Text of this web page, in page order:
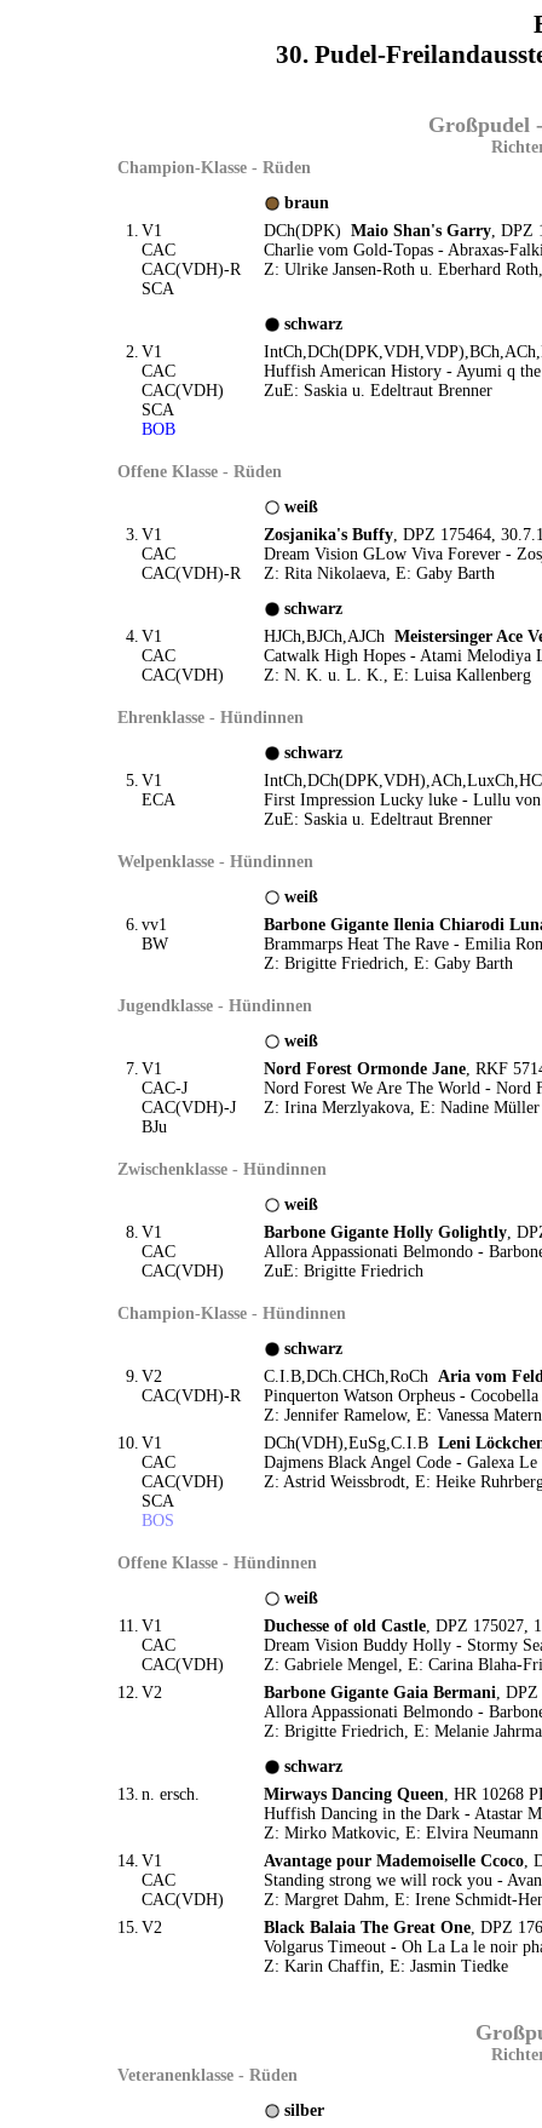
30. Pudel-
Großpudel
Champion-Klasse - Rüden
braun
1. V1
CAC
CAC(VDH)-R
SCA
DCh(DPK) Maio Shan's Garry, DPZ
Charlie vom Gold-Topas - Abraxas-
Z: Ulrike Jansen-Roth u. Eberhard
schwarz
2. V1
CAC
CAC(VDH)
SCA
BOB
Huffish American History - Ayumi q
ZuE: Saskia u. Edeltraut Brenner
Offene Klasse - Rüden
weiß
3. V1
CAC
CAC(VDH)-R
Zosjanika's Buffy, DPZ 175464,
Dream Vision GLow Viva Forever -
Z: Rita Nikolaeva, E: Gaby Barth
schwarz
4. V1
CAC
CAC(VDH)
HJCh,BJCh,AJCh Meistersinger Ace
Catwalk High Hopes - Atami Melodiya
Z: N. K. u. L. K., E: Luisa Kallenberg
Ehrenklasse - Hündinnen
schwarz
5. V1
ECA
First Impression Lucky luke - Lullu
ZuE: Saskia u. Edeltraut Brenner
Welpenklasse - Hündinnen
weiß
6. vv1
BW
Barbone Gigante Ilenia Chiarodi
Brammarps Heat The Rave - Emilia
Z: Brigitte Friedrich, E: Gaby Barth
Jugendklasse - Hündinnen
weiß
7. V1
CAC-J
CAC(VDH)-J
BJu
Nord Forest Ormonde Jane, RKF
Nord Forest We Are The World - Nord
Z: Irina Merzlyakova, E: Nadine Müller
Zwischenklasse - Hündinnen
weiß
8. V1
CAC
CAC(VDH)
Barbone Gigante Holly Golightly,
Allora Appassionati Belmondo -
ZuE: Brigitte Friedrich
Champion-Klasse - Hündinnen
schwarz
9. V2
CAC(VDH)-R
C.I.B,DCh.CHCh,RoCh Aria vom
Pinquerton Watson Orpheus -
Z: Jennifer Ramelow, E: Vanessa Matern
10. V1
CAC
CAC(VDH)
SCA
BOS
DCh(VDH),EuSg,C.I.B Leni
Dajmens Black Angel Code - Galexa
Z: Astrid Weissbrodt, E: Heike
Offene Klasse - Hündinnen
weiß
11. V1
CAC
CAC(VDH)
Duchesse of old Castle, DPZ 175027,
Dream Vision Buddy Holly - Stormy
Z: Gabriele Mengel, E: Carina Blaha-
12. V2 Barbone Gigante Gaia Bermani, DPZ
Allora Appassionati Belmondo -
Z: Brigitte Friedrich, E: Melanie
schwarz
13. n. ersch. Mirways Dancing Queen, HR 10268
Huffish Dancing in the Dark - Atastar
Z: Mirko Matkovic, E: Elvira Neumann
14. V1
CAC
CAC(VDH)
Avantage pour Mademoiselle Ccoco,
Standing strong we will rock you -
Z: Margret Dahm, E: Irene Schmidt-
15. V2 Black Balaia The Great One, DPZ
Volgarus Timeout - Oh La La le noir
Z: Karin Chaffin, E: Jasmin Tiedke
Veteranenklasse - Rüden
silber